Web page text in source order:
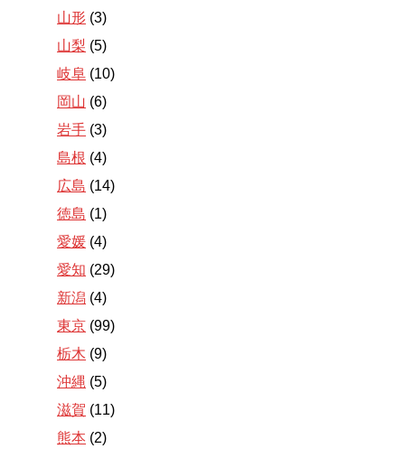
山形 (3)
山梨 (5)
岐阜 (10)
岡山 (6)
岩手 (3)
島根 (4)
広島 (14)
徳島 (1)
愛媛 (4)
愛知 (29)
新潟 (4)
東京 (99)
栃木 (9)
沖縄 (5)
滋賀 (11)
熊本 (2)